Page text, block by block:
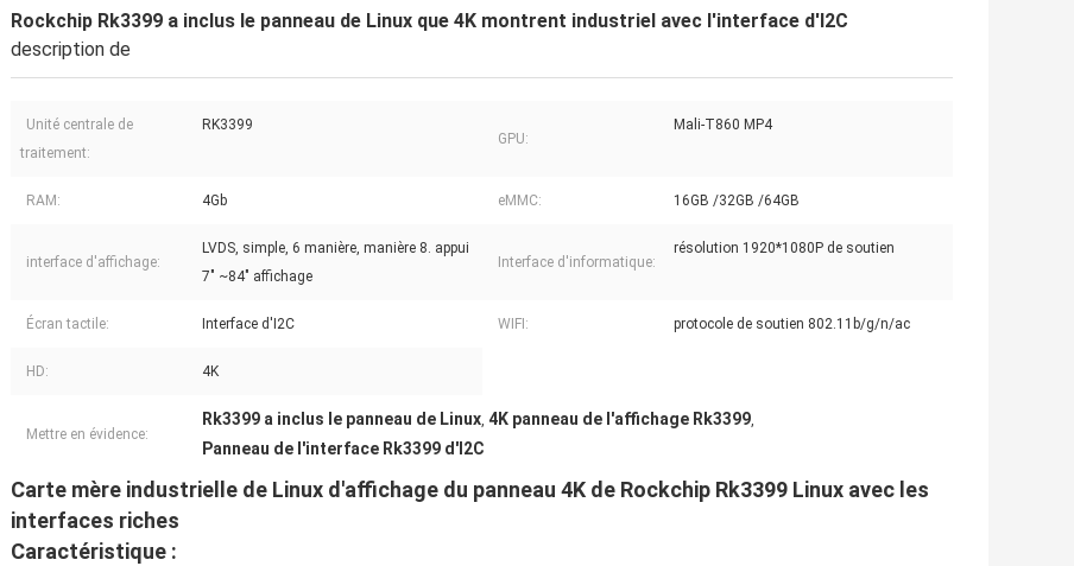
Rockchip Rk3399 a inclus le panneau de Linux que 4K montrent industriel avec l'interface d'I2C
description de
Unité centrale de
traitement:
RK3399
GPU:
Mali-T860 MP4
RAM: 4Gb eMMC: 16GB /32GB /64GB
interface d'affichage:
LVDS, simple, 6 manière, manière 8. appui
7" ~84" affichage
Interface d'informatique:
résolution 1920*1080P de soutien
Écran tactile: Interface d'I2C WIFI: protocole de soutien 802.11b/g/n/ac
HD: 4K
Mettre en évidence:
Rk3399 a inclus le panneau de Linux, 4K panneau de l'affichage Rk3399,
Panneau de l'interface Rk3399 d'I2C
Carte mère industrielle de Linux d'affichage du panneau 4K de Rockchip Rk3399 Linux avec les
interfaces riches
Caractéristique :